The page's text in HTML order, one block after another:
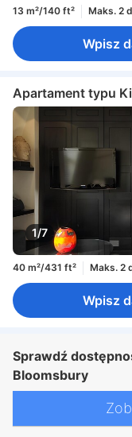
13 m²/140 ft² Maks. 2
Wpisz
Apartament typu
1/7
40 m²/431 ft² Maks. 2
Wpisz
Sprawdź
Bloomsbury